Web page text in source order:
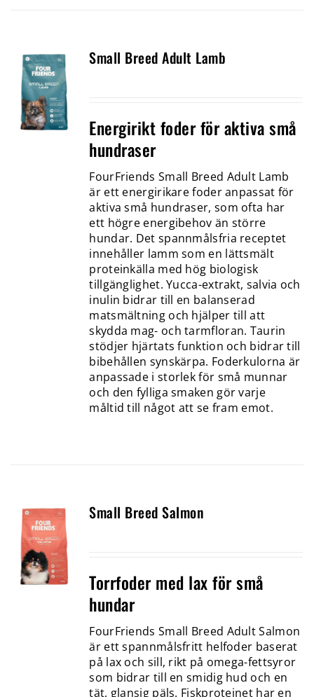
Small Breed Adult Lamb
Energirikt foder för aktiva små
hundraser
FourFriends Small Breed Adult Lamb
är ett energirikare foder anpassat för
aktiva små hundraser, som ofta har
ett högre energibehov än större
hundar. Det spannmålsfria receptet
innehåller lamm som en lättsmält
proteinkälla med hög biologisk
tillgänglighet. Yucca-extrakt, salvia och
inulin bidrar till en balanserad
matsmältning och hjälper till att
skydda mag- och tarmfloran. Taurin
stödjer hjärtats funktion och bidrar till
bibehållen synskärpa. Foderkulorna är
anpassade i storlek för små munnar
och den fylliga smaken gör varje
måltid till något att se fram emot.
Small Breed Salmon
Torrfoder med lax för små
hundar
FourFriends Small Breed Adult Salmon
är ett spannmålsfritt helfoder baserat
på lax och sill, rikt på omega-fettsyror
som bidrar till en smidig hud och en
tät, glansig päls. Fiskproteinet har en